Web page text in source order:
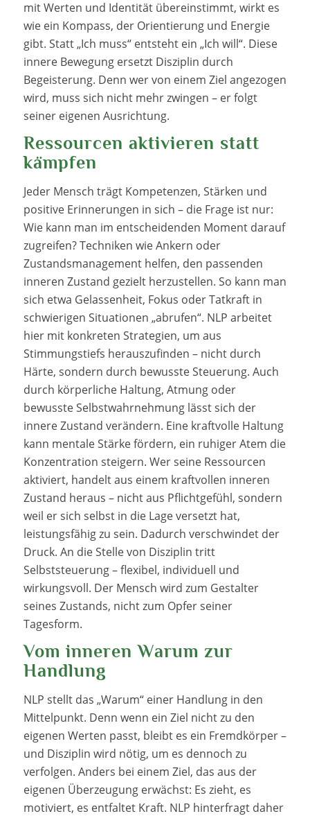
mit Werten und Identität übereinstimmt, wirkt es
wie ein Kompass, der Orientierung und Energie
gibt. Statt „Ich muss“ entsteht ein „Ich will“. Diese
innere Bewegung ersetzt Disziplin durch
Begeisterung. Denn wer von einem Ziel angezogen
wird, muss sich nicht mehr zwingen – er folgt
seiner eigenen Ausrichtung.
Ressourcen aktivieren statt
kämpfen
Jeder Mensch trägt Kompetenzen, Stärken und
positive Erinnerungen in sich – die Frage ist nur:
Wie kann man im entscheidenden Moment darauf
zugreifen? Techniken wie Ankern oder
Zustandsmanagement helfen, den passenden
inneren Zustand gezielt herzustellen. So kann man
sich etwa Gelassenheit, Fokus oder Tatkraft in
schwierigen Situationen „abrufen“. NLP arbeitet
hier mit konkreten Strategien, um aus
Stimmungstiefs herauszufinden – nicht durch
Härte, sondern durch bewusste Steuerung. Auch
durch körperliche Haltung, Atmung oder
bewusste Selbstwahrnehmung lässt sich der
innere Zustand verändern. Eine kraftvolle Haltung
kann mentale Stärke fördern, ein ruhiger Atem die
Konzentration steigern. Wer seine Ressourcen
aktiviert, handelt aus einem kraftvollen inneren
Zustand heraus – nicht aus Pflichtgefühl, sondern
weil er sich selbst in die Lage versetzt hat,
leistungsfähig zu sein. Dadurch verschwindet der
Druck. An die Stelle von Disziplin tritt
Selbststeuerung – flexibel, individuell und
wirkungsvoll. Der Mensch wird zum Gestalter
seines Zustands, nicht zum Opfer seiner
Tagesform.
Vom inneren Warum zur
Handlung
NLP stellt das „Warum“ einer Handlung in den
Mittelpunkt. Denn wenn ein Ziel nicht zu den
eigenen Werten passt, bleibt es ein Fremdkörper –
und Disziplin wird nötig, um es dennoch zu
verfolgen. Anders bei einem Ziel, das aus der
eigenen Überzeugung erwächst: Es zieht, es
motiviert, es entfaltet Kraft. NLP hinterfragt daher